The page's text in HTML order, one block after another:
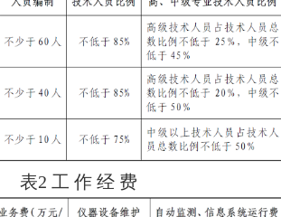
备是保障辐射环境
境质量监测（包括土
品、陆地、口岸、海
监测）、核设施和辐射
核设施、铀矿冶、放射
磁辐射设施、放射性同